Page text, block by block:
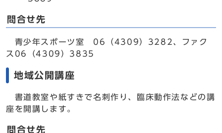
問合せ先
青少年スポーツ室 06（4309）3282、ファク
ス06（4309）3835
地域公開講座
書道教室や紙すきで名刺作り、臨床動作法などの講
座を開講します。
問合せ先